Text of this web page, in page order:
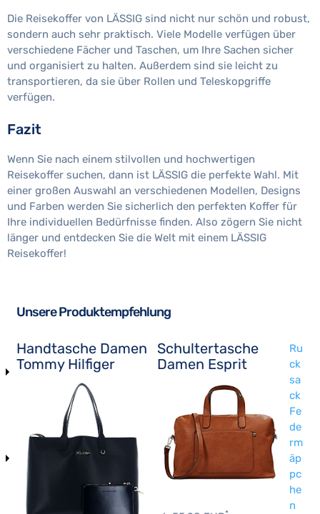
Die Reisekoffer von LÄSSIG sind nicht nur schön und robust,
sondern auch sehr praktisch. Viele Modelle verfügen über
verschiedene Fächer und Taschen, um Ihre Sachen sicher
und organisiert zu halten. Außerdem sind sie leicht zu
transportieren, da sie über Rollen und Teleskopgriffe
verfügen.
Fazit
Wenn Sie nach einem stilvollen und hochwertigen
Reisekoffer suchen, dann ist LÄSSIG die perfekte Wahl. Mit
einer großen Auswahl an verschiedenen Modellen, Designs
und Farben werden Sie sicherlich den perfekten Koffer für
Ihre individuellen Bedürfnisse finden. Also zögern Sie nicht
länger und entdecken Sie die Welt mit einem LÄSSIG
Reisekoffer!
Unsere Produktempfehlung
Handtasche Damen
Tommy Hilfiger
Schultertasche
Damen Esprit
Ru
ck
sa
ck
Fe
de
rm
äp
pc
he
n